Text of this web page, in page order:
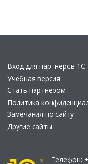
Вход для партнеров 1С
Учебная версия
Стать партнером
Политика
Замечания по сайту
Другие сайты
Телефон: